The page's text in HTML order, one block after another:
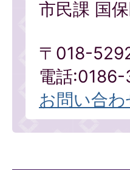
市民課 国
〒018-
電話
お問い合